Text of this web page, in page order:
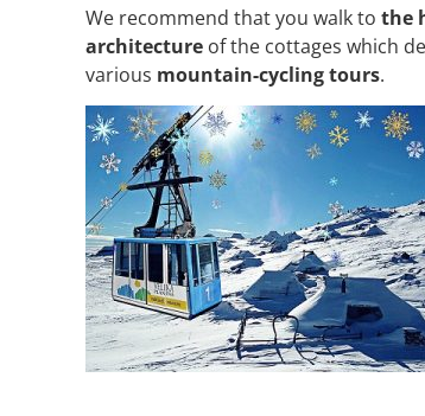
We recommend that you walk to the
architecture of the cottages which
various mountain-cycling tours.